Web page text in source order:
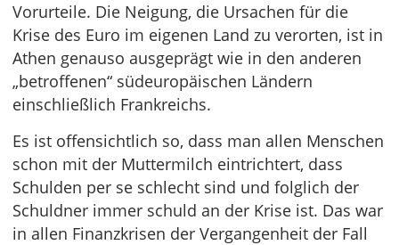
Vorurteile. Die Neigung, die Ursachen für die
Krise des Euro im eigenen Land zu verorten, ist in
Athen genauso ausgeprägt wie in den anderen
„betroffenen“ südeuropäischen Ländern
einschließlich Frankreichs.
Es ist offensichtlich so, dass man allen Menschen
schon mit der Muttermilch eintrichtert, dass
Schulden per se schlecht sind und folglich der
Schuldner immer schuld an der Krise ist. Das war
in allen Finanzkrisen der Vergangenheit der Fall